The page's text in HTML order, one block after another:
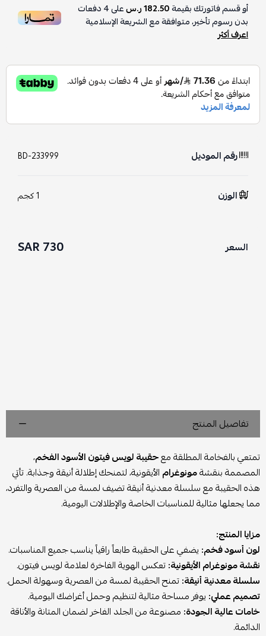
أو قسم فاتورتك بقيمة182.50 ر.س على4دفعات
بدون رسوم تأخير، متوافقة مع الشريعة الإسلامية
اعرف أكثر
رقم الموديل BD-233999
الوزن 1 كجم
السعر 730 SAR
تفاصيل المنتج
تمتعي بالفخامة المطلقة معحقيبة لويس فيتون الأسود الفخم،
المصممة بنقشةمونوغرام الأيقونية، لتمنحك إطلالة أنيقة وجذابة. تأتي
هذه الحقيبة مع سلسلة معدنية أنيقة تضيف لمسة من العصرية والتفرد،
مما يجعلها مثالية للمناسبات الخاصة والإطلالات اليومية.
مزايا المنتج:
لون أسود فخم: يضفي على الحقيبة طابعاً راقياً يناسب جميع المناسبات.
نقشة مونوغرام الأيقونية:تعكس الهوية الفاخرة لعلامة لويس فيتون.
سلسلة معدنية أنيقة:تمنح الحقيبة لمسة من العصرية وسهولة الحمل.
تصميم عملي: يوفر مساحة مثالية لتنظيم وحمل أغراضك اليومية.
خامات عالية الجودة: مصنوعة من الجلد الفاخر لضمان المتانة والأناقة
الدائمة.